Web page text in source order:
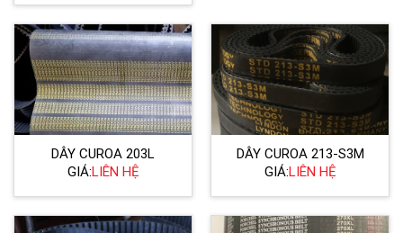
DÂY CUROA 203L
GIÁ:LIÊN HỆ
DÂY CUROA 213-S3M
GIÁ:LIÊN HỆ